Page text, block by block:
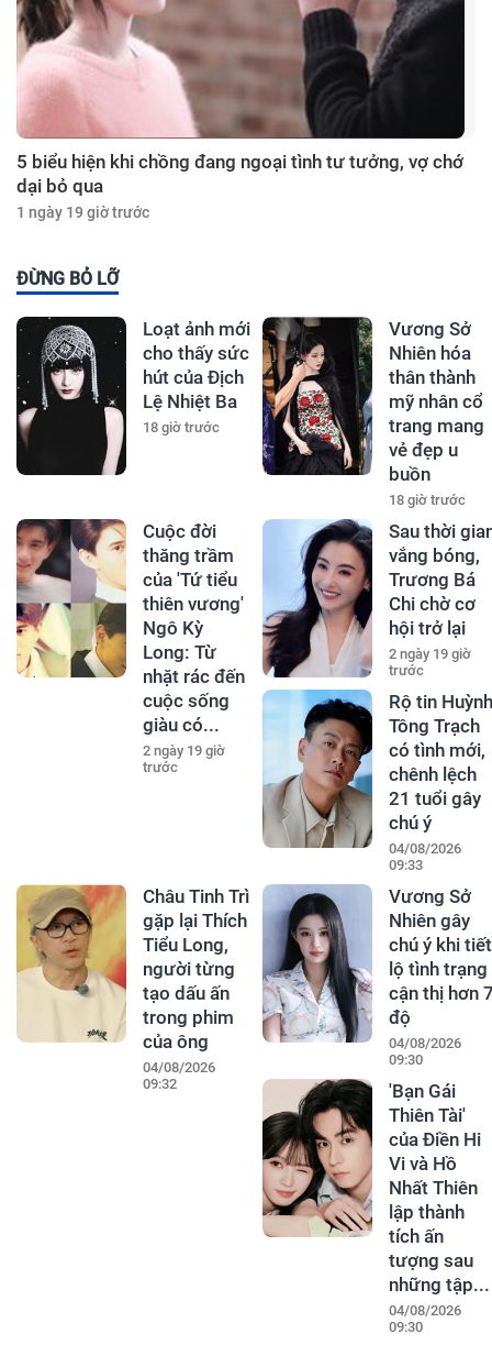
5 biểu hiện khi chồng đang ngoại tình tư tưởng, vợ chớ
dại bỏ qua
1 ngày 19 giờ trước
ĐỪNG BỎ LỠ
Loạt ảnh mới
cho thấy sức
hút của Địch
Lệ Nhiệt Ba
18 giờ trước
Vương Sở
Nhiên hóa
thân thành
mỹ nhân cổ
trang mang
vẻ đẹp u
buồn
18 giờ trước
Cuộc đời
thăng trầm
của 'Tứ tiểu
thiên vương'
Ngô Kỳ
Long: Từ
nhặt rác đến
cuộc sống
giàu có...
2 ngày 19 giờ
trước
Sau thời
vắng bóng,
Trương Bá
Chi chờ cơ
hội trở lại
2 ngày 19 giờ
trước
Rộ tin Huỳnh
Tông Trạch
có tình mới,
chênh lệch
21 tuổi gây
chú ý
04/08/2026
09:33
Châu Tinh Trì
gặp lại Thích
Tiểu Long,
người từng
tạo dấu ấn
trong phim
của ông
04/08/2026
09:32
Vương Sở
Nhiên gây
chú ý khi tiết
lộ tình trạng
cận thị hơn
độ
04/08/2026
09:30
'Bạn Gái
Thiên Tài'
của Điền Hi
Vi và Hồ
Nhất Thiên
lập thành
tích ấn
tượng sau
những tập...
04/08/2026
09:30